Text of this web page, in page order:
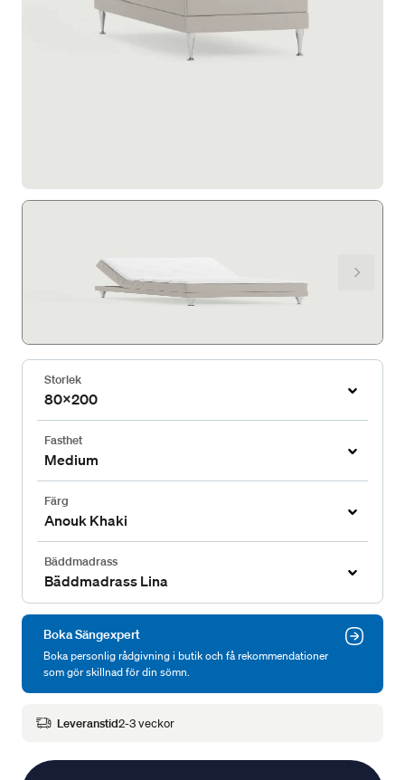
Storlek
80x200
Fasthet
Medium
Färg
Anouk Khaki
Bäddmadrass
Bäddmadrass Lina
Boka Sängexpert
Boka personlig rådgivning i butik och få rekommendationer
som gör skillnad för din sömn.
Leveranstid2-3 veckor